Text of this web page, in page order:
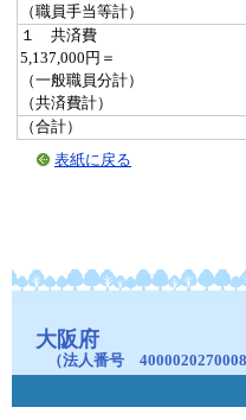
（職員手当等計）
１ 共済費
5,137,000円＝
（一般職員分計）
（共済費計）
（合計）
表紙に戻る
大阪府
（法人番号 4000020270008